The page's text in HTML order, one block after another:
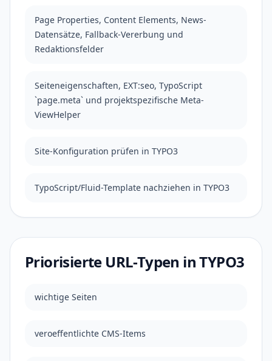
Page Properties, Content Elements, News-
Datensätze, Fallback-Vererbung und
Redaktionsfelder
Seiteneigenschaften, EXT:seo, TypoScript
`page.meta` und projektspezifische Meta-
ViewHelper
Site-Konfiguration prüfen in TYPO3
TypoScript/Fluid-Template nachziehen in TYPO3
Priorisierte URL-Typen in TYPO3
wichtige Seiten
veroeffentlichte CMS-Items